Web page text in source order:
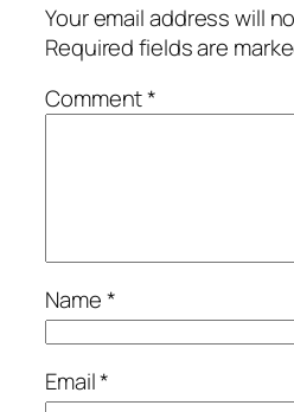
Your email address will
Required fields are
Comment*
Name*
Email*